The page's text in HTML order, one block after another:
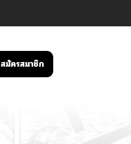
สมัครสมาชิก